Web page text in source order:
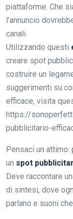
piattaforme. Che
l’annuncio
canali.
Utilizzando questi
creare spot
costruire un
suggerimenti su
efficace, visita
https://
pubblicitario-
Pensaci un attimo:
un spot
Deve raccontare
di sintesi, dove
parlano e suoni